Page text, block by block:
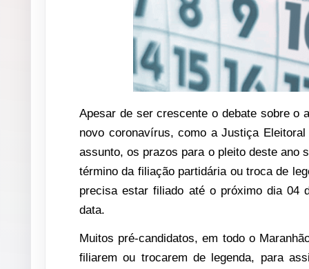
Apesar de ser crescente o debate sobre o
novo coronavírus, como a Justiça
assunto, os prazos para o pleito deste ano
término da filiação partidária ou troca de
precisa estar filiado até o próximo dia 04
data.
Muitos pré-candidatos, em todo o
filiarem ou trocarem de legenda, para